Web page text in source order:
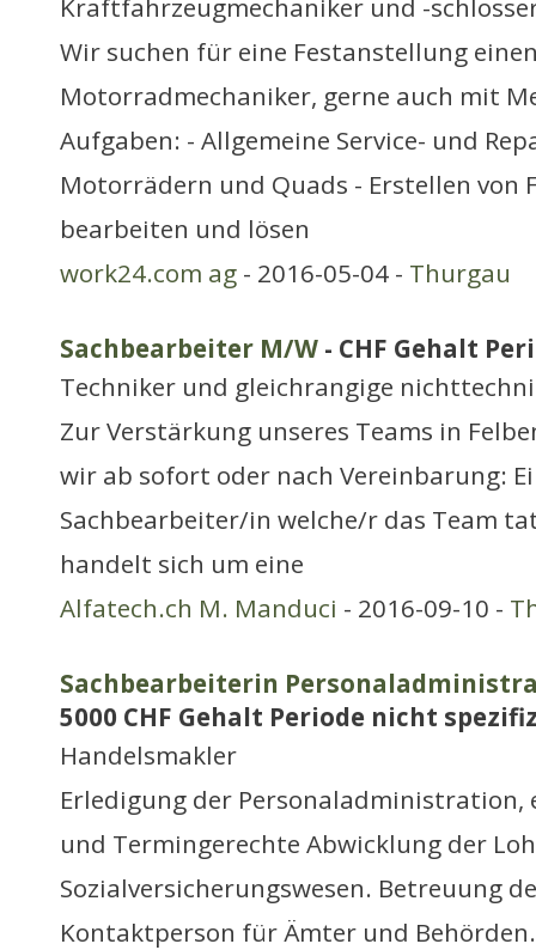
Kraftfahrzeugmechaniker und -
Wir suchen für eine Festanstellung
Motorradmechaniker, gerne auch mit
Aufgaben: - Allgemeine Service- und
Motorrädern und Quads - Erstellen von
bearbeiten und lösen
work24.com ag - 2016-05-04 - Thurgau
Sachbearbeiter M/W - CHF Gehalt
Techniker und gleichrangige
Zur Verstärkung unseres Teams in
wir ab sofort oder nach Vereinbarung:
Sachbearbeiter/in welche/r das Team
handelt sich um eine
Alfatech.ch M. Manduci - 2016-09-10 -
Sachbearbeiterin
5000 CHF Gehalt Periode nicht
Handelsmakler
Erledigung der
und Termingerechte Abwicklung der
Sozialversicherungswesen. Betreuung
Kontaktperson für Ämter und